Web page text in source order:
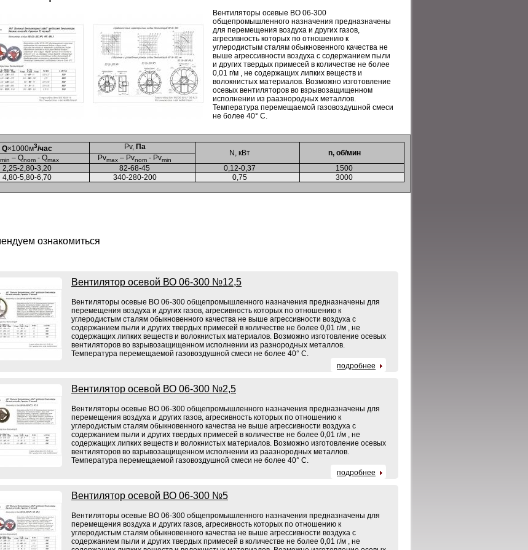
Вентиляторы осевые ВО 06-300
общепромышленного назначения предназначены
для перемещения воздуха и других газов,
агресивность которых по отношению к
углеродистым сталям обыкновенного качества не
выше агрессивности воздуха с содержанием пыли
и других твердых примесей в количестве не более
0,01 г/м , не содержащих липких веществ и
волокнистых материалов. Возможно изготовление
осевых вентиляторов во взрывозащищенном
исполнении из раазнородных металлов.
Температура перемещаемой газовоздушной смеси
не более 40° С.
Q×1000м3/час Pv, Па
N, кВт n, об/мин
min – Qnom - Qmax Pvmax – Pvnom - Pvmin
2,25-2,80-3,20 82-68-45 0,12-0,37
1500
4,80-5,80-6,70
340-280-200 0,75 3000
ознакомиться
Вентилятор осевой ВО 06-300 №12,5
Вентиляторы осевые ВО 06-300 общепромышленного назначения предназначены для
перемещения воздуха и других газов, агресивность которых по отношению к
углеродистым сталям обыкновенного качества не выше агрессивности воздуха с
содержанием пыли и других твердых примесей в количестве не более 0,01 г/м , не
содержащих липких веществ и волокнистых материалов. Возможно изготовление осевых
вентиляторов во взрывозащищенном исполнении из разнородных металлов.
Температура перемещаемой газовоздушной смеси не более 40° С.
подробнее
Вентилятор осевой ВО 06-300 №2,5
Вентиляторы осевые ВО 06-300 общепромышленного назначения предназначены для
перемещения воздуха и других газов, агресивность которых по отношению к
углеродистым сталям обыкновенного качества не выше агрессивности воздуха с
содержанием пыли и других твердых примесей в количестве не более 0,01 г/м , не
содержащих липких веществ и волокнистых материалов. Возможно изготовление осевых
вентиляторов во взрывозащищенном исполнении из раазнородных металлов.
Температура перемещаемой газовоздушной смеси не более 40° С.
подробнее
Вентилятор осевой ВО 06-300 №5
Вентиляторы осевые ВО 06-300 общепромышленного назначения предназначены для
перемещения воздуха и других газов, агресивность которых по отношению к
углеродистым сталям обыкновенного качества не выше агрессивности воздуха с
содержанием пыли и других твердых примесей в количестве не более 0,01 г/м , не